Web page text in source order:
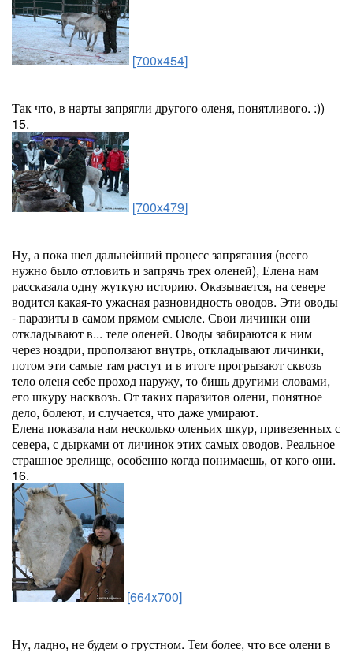
[700x454]
Так что, в нарты запрягли другого оленя, понятливого. :))
15.
[700x479]
Ну, а пока шел дальнейший процесс запрягания (всего
нужно было отловить и запрячь трех оленей), Елена нам
рассказала одну жуткую историю. Оказывается, на севере
водится какая-то ужасная разновидность оводов. Эти оводы
- паразиты в самом прямом смысле. Свои личинки они
откладывают в... теле оленей. Оводы забираются к ним
через ноздри, проползают внутрь, откладывают личинки,
потом эти самые там растут и в итоге прогрызают сквозь
тело оленя себе проход наружу, то бишь другими словами,
его шкуру насквозь. От таких паразитов олени, понятное
дело, болеют, и случается, что даже умирают.
Елена показала нам несколько оленьих шкур, привезенных с
севера, с дырками от личинок этих самых оводов. Реальное
страшное зрелище, особенно когда понимаешь, от кого они.
16.
[664x700]
Ну, ладно, не будем о грустном. Тем более, что все олени в